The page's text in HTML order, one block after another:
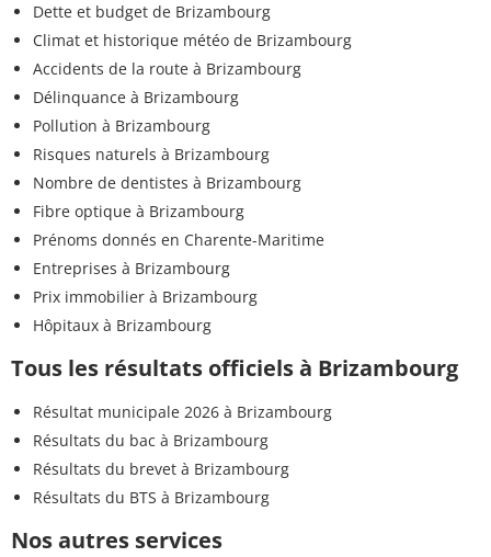
Dette et budget de Brizambourg
Climat et historique météo de Brizambourg
Accidents de la route à Brizambourg
Délinquance à Brizambourg
Pollution à Brizambourg
Risques naturels à Brizambourg
Nombre de dentistes à Brizambourg
Fibre optique à Brizambourg
Prénoms donnés en Charente-Maritime
Entreprises à Brizambourg
Prix immobilier à Brizambourg
Hôpitaux à Brizambourg
Tous les résultats officiels à Brizambourg
Résultat municipale 2026 à Brizambourg
Résultats du bac à Brizambourg
Résultats du brevet à Brizambourg
Résultats du BTS à Brizambourg
Nos autres services